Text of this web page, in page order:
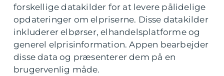
forskellige datakilder for at levere pålidelige
opdateringer om elpriserne. Disse datakilder
inkluderer elbørser, elhandelsplatforme og
generel elprisinformation. Appen bearbejder
disse data og præsenterer dem på en
brugervenlig måde.